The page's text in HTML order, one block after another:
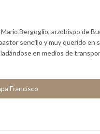
Bergoglio, arzobispo de
sencillo y muy querido en
en medios de
Francisco